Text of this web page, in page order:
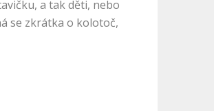
a tak děti, nebo
se zkrátka o kolotoč,